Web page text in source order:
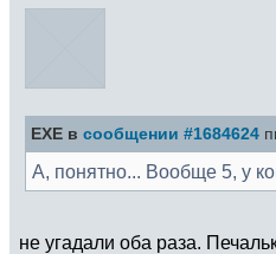
EXE в сообщении #1684624
А, понятно... Вообще 5, у
не угадали оба раза.